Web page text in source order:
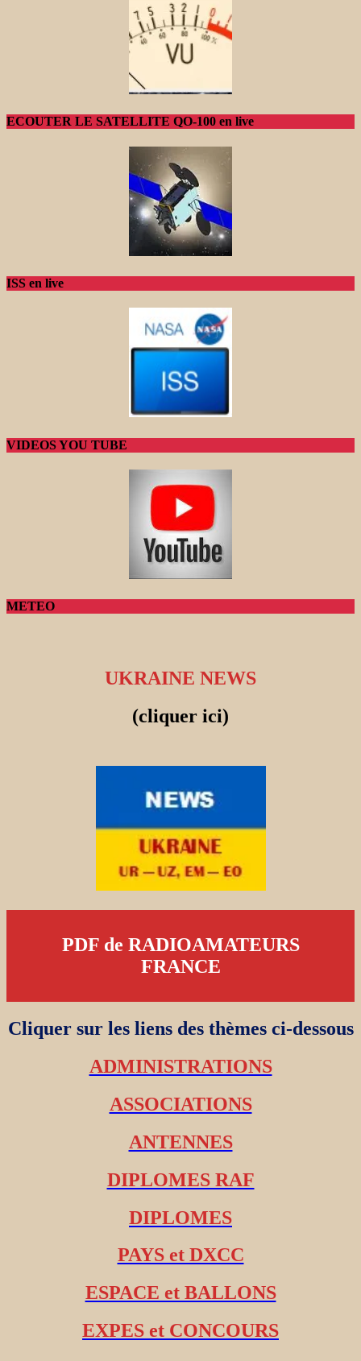
ECOUTER LE SATELLITE QO-100 en live
ISS en live
VIDEOS YOU TUBE
METEO
UKRAINE NEWS
(cliquer ici)
PDF de RADIOAMATEURS
FRANCE
Cliquer sur les liens des thèmes ci-dessous
ADMINISTRATIONS
ASSOCIATIONS
ANTENNES
DIPLOMES RAF
DIPLOMES
PAYS et DXCC
ESPACE et BALLONS
EXPES et CONCOURS